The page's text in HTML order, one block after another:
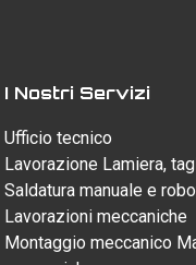
I Nostri Servizi
Ufficio tecnico
Lavorazione Lamiera,
Saldatura manuale e
Lavorazioni meccaniche
Montaggio meccanico